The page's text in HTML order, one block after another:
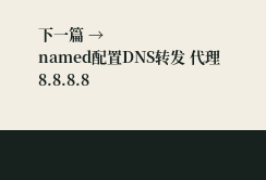
下一篇 →
named配置DNS转发 代理
8.8.8.8